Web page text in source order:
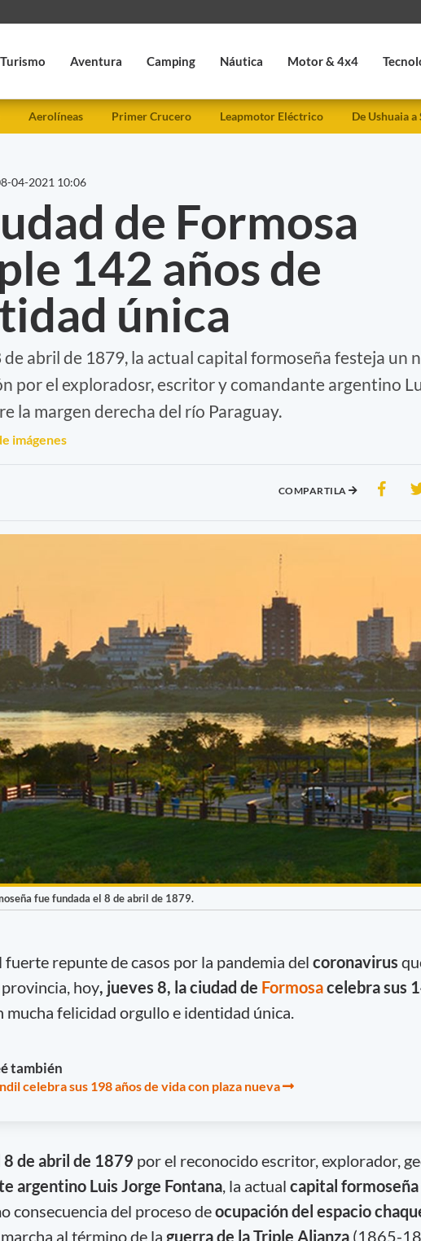
Turismo Aventura Camping Náutica Motor & 4x4
Aerolíneas Primer Crucero Leapmotor Eléctrico De Ushuaia a
04-2021 10:06
de Formosa
142 años de
única
de abril de 1879, la actual capital formoseña festeja un
por el exploradosr, escritor y comandante argentino
la margen derecha del río Paraguay.
imágenes
COMPARTILA
fue fundada el 8 de abril de 1879.
fuerte repunte de casos por la pandemia del coronavirus
hoy, jueves 8, la ciudad de Formosacelebra sus
mucha felicidad orgullo e identidad única.
también
celebra sus 198 años de vida con plaza nueva
8 de abril de 1879 por el reconocido escritor, explorador,
argentino Luis Jorge Fontana, la actual capital formoseña
consecuencia del proceso deocupación del espacio
al término de la guerra de la Triple Alianza (1865-